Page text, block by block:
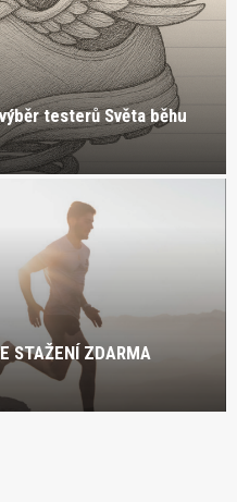
testerů Světa běhu
STAŽENÍ ZDARMA